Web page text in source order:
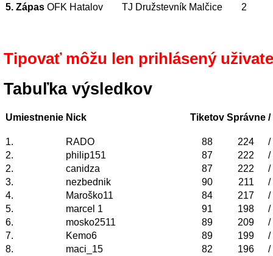
5. Zápas OFK Hatalov TJ Družstevník Malčice 2
Tipovať môžu len prihlásený
Tabuľka výsledkov
Umiestnenie Nick Tiketov Správne /
1.
RADO 88 224
/
2.
philip151 87 222
/
2.
canidza 87 222
/
3.
nezbednik 90 211
/
4.
Maroško11 84 217
/
5.
marcel 1 91 198
/
6.
mosko2511 89 209
/
7.
Kemo6 89 199
/
8.
maci_15 82 196
/